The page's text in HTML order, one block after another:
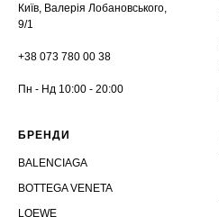
Київ, Валерія Лобановського,
9/1
+38 073 780 00 38
Пн - Нд 10:00 - 20:00
БРЕНДИ
BALENCIAGA
BOTTEGA VENETA
LOEWE